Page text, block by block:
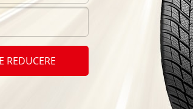
Leao
Acro
REDUCERE